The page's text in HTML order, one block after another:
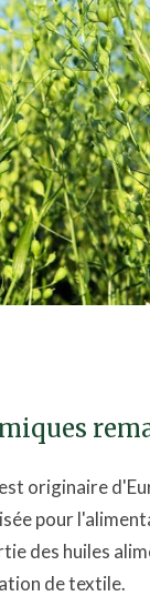
originaire
pour
des huiles
de textile.